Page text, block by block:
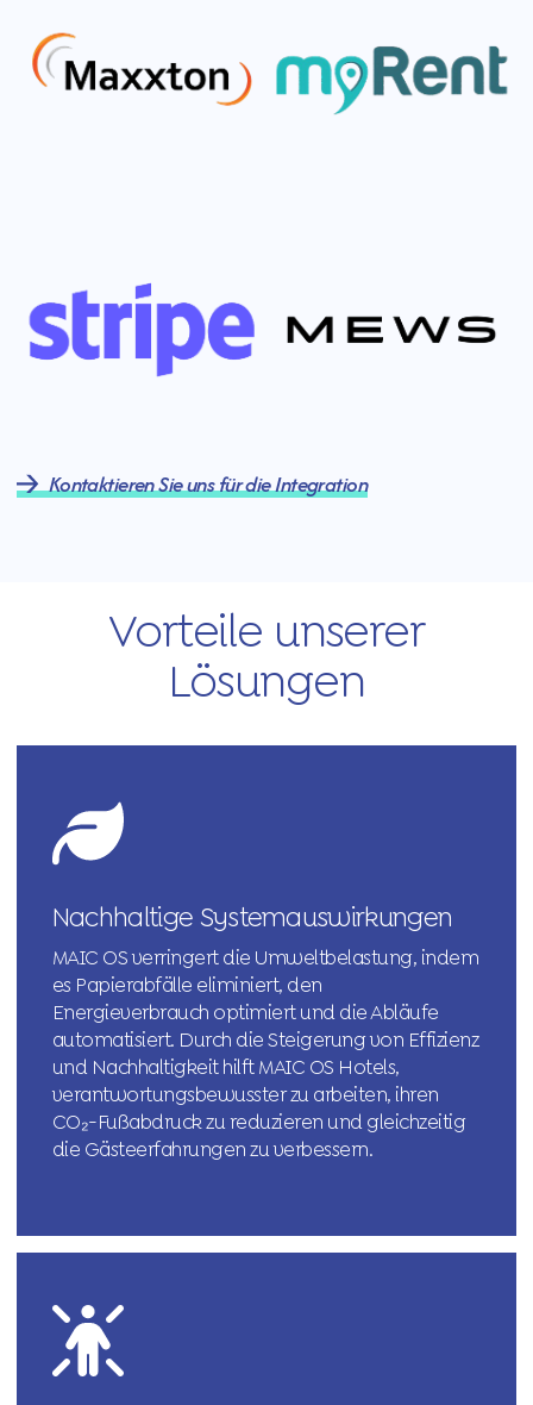
Kontaktieren Sie uns für die Integration
Vorteile unserer
Lösungen
Nachhaltige Systemauswirkungen
MAIC OS verringert die Umweltbelastung, indem
es Papierabfälle eliminiert, den
Energieverbrauch optimiert und die Abläufe
automatisiert. Durch die Steigerung von Effizienz
und Nachhaltigkeit hilft MAIC OS Hotels,
verantwortungsbewusster zu arbeiten, ihren
CO₂-Fußabdruck zu reduzieren und gleichzeitig
die Gästeerfahrungen zu verbessern.